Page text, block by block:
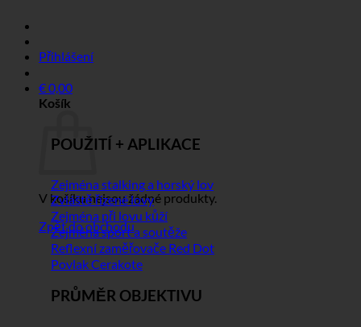
Přihlášení
€0,00
Košík
V košíku nejsou žádné produkty.
Zpět do obchodu
POUŽITÍ + APLIKACE
Zejména stalking a horský lov
Zvláště řízené lovy
Zejména při lovu kůží
Zejména sport a soutěže
Reflexní zaměřovače Red Dot
Povlak Cerakote
PRŮMĚR OBJEKTIVU